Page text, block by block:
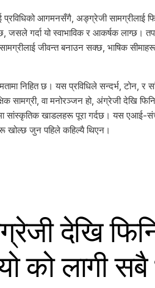
प्रविधिको आगमनसँगै, अङ्ग्रेजी सामग्रीलाई
गर्दा यो स्वाभाविक र आकर्षक लाग्छ।
जीवन्त बनाउन सक्छ, भाषिक
निहित छ। यस प्रविधिले सन्दर्भ, टोन, र
सामग्री, वा मनोरञ्जन हो, अंग्रेजी देखि
सांस्कृतिक खाडलहरू पूरा गर्दछ। यस एआई-
खोल्छ जुन पहिले कहिल्यै थिएन।
देखि
को लागी सबै